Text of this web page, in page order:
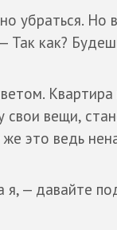
убраться. Но
Так как?
свои вещи,
это ведь
я, — давайте